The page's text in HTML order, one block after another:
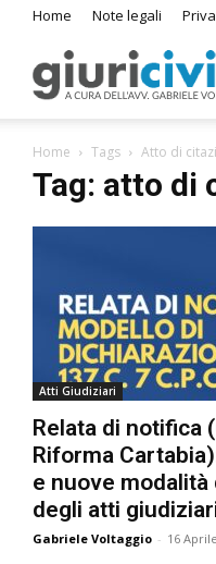
Home Note legali
Home Tags Atto di
Tag: atto di
Atti Giudiziari
Relata di notifica
Riforma
e nuove modalità
degli atti giudiziari
Gabriele Voltaggio - 16 Aprile